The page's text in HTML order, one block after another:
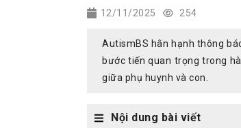
12/11/2025 254
AutismBS hân hạnh thông
bước tiến quan trọng trong
giữa phụ huynh và con.
Nội dung bài viết